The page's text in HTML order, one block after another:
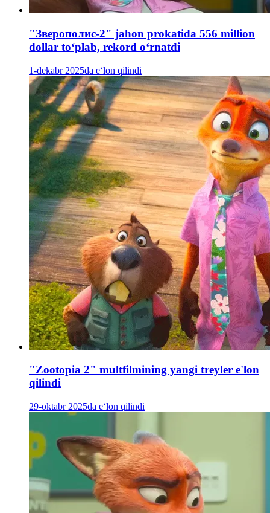
"Зверополис-2" jahon prokatida 556 million
dollar to‘plab, rekord oʻrnatdi
1-dekabr 2025da e‘lon qilindi
"Zootopia 2" multfilmining yangi treyler e'lon
qilindi
29-oktabr 2025da e‘lon qilindi